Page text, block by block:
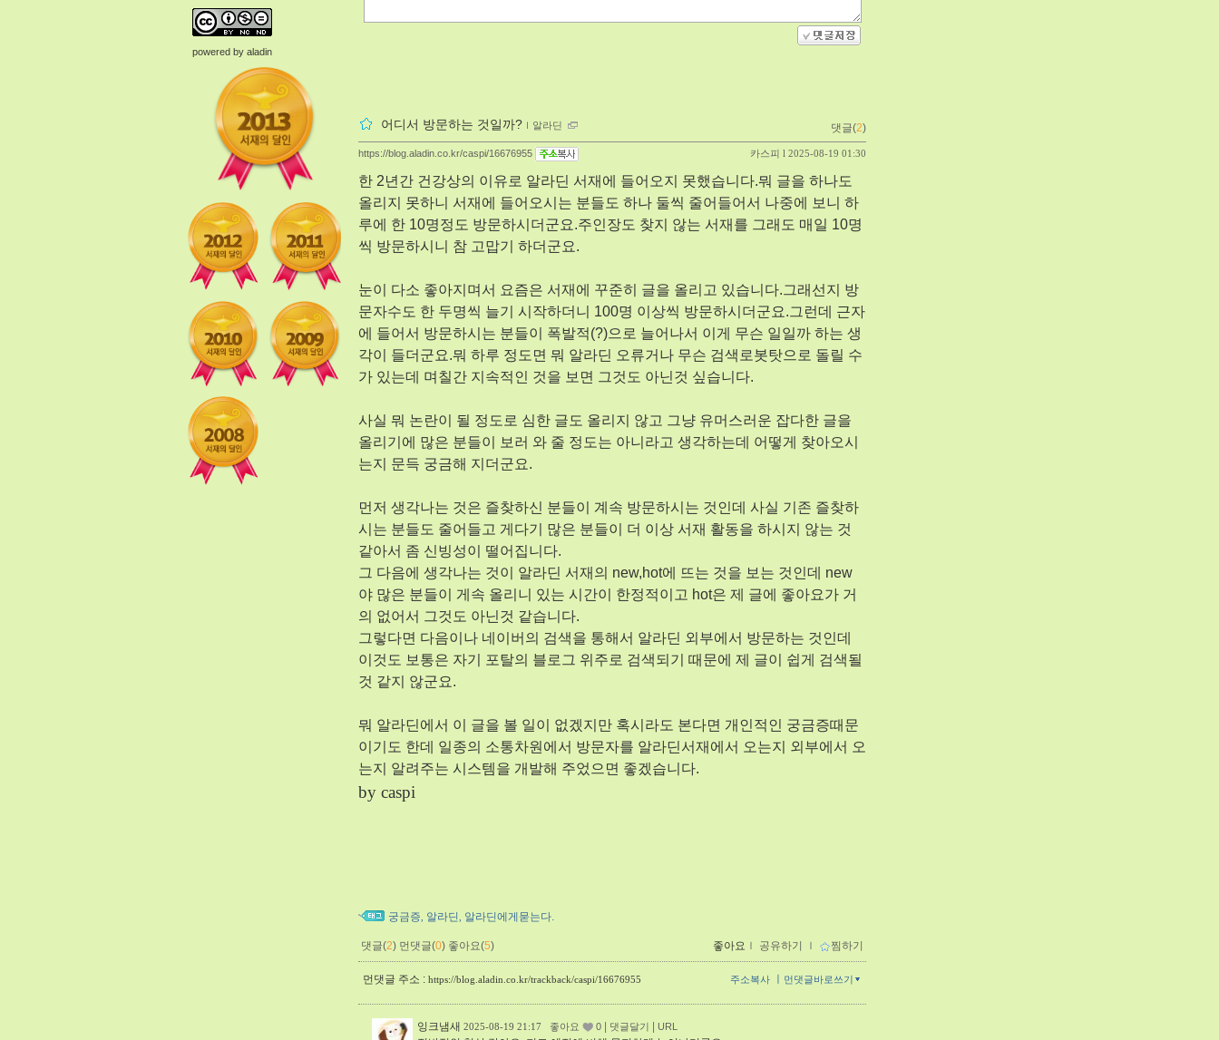
powered by aladin
어디서 방문하는 것일까? ｌ 알라딘 댓글(2)
카스피 l 2025-08-19 01:30
https://blog.aladin.co.kr/caspi/16676955
한 2년간 건강상의 이유로 알라딘 서재에 들어오지 못했습니다.뭐 글을 하나도
올리지 못하니 서재에 들어오시는 분들도 하나 둘씩 줄어들어서 나중에 보니 하
루에 한 10명정도 방문하시더군요.주인장도 찾지 않는 서재를 그래도 매일 10명
씩 방문하시니 참 고맙기 하더군요.
눈이 다소 좋아지며서 요즘은 서재에 꾸준히 글을 올리고 있습니다.그래선지 방
문자수도 한 두명씩 늘기 시작하더니 100명 이상씩 방문하시더군요.그런데 근자
에 들어서 방문하시는 분들이 폭발적(?)으로 늘어나서 이게 무슨 일일까 하는 생
각이 들더군요.뭐 하루 정도면 뭐 알라딘 오류거나 무슨 검색로봇탓으로 돌릴 수
가 있는데 며칠간 지속적인 것을 보면 그것도 아닌것 싶습니다.
사실 뭐 논란이 될 정도로 심한 글도 올리지 않고 그냥 유머스러운 잡다한 글을
올리기에 많은 분들이 보러 와 줄 정도는 아니라고 생각하는데 어떻게 찾아오시
는지 문득 궁금해 지더군요.
먼저 생각나는 것은 즐찾하신 분들이 계속 방문하시는 것인데 사실 기존 즐찾하
시는 분들도 줄어들고 게다기 많은 분들이 더 이상 서재 활동을 하시지 않는 것
같아서 좀 신빙성이 떨어집니다.
그 다음에 생각나는 것이 알라딘 서재의 new,hot에 뜨는 것을 보는 것인데 new
야 많은 분들이 게속 올리니 있는 시간이 한정적이고 hot은 제 글에 좋아요가 거
의 없어서 그것도 아닌것 같습니다.
그렇다면 다음이나 네이버의 검색을 통해서 알라딘 외부에서 방문하는 것인데
이것도 보통은 자기 포탈의 블로그 위주로 검색되기 때문에 제 글이 쉽게 검색될
것 같지 않군요.
뭐 알라딘에서 이 글을 볼 일이 없겠지만 혹시라도 본다면 개인적인 궁금증때문
이기도 한데 일종의 소통차원에서 방문자를 알라딘서재에서 오는지 외부에서 오
는지 알려주는 시스템을 개발해 주었으면 좋겠습니다.
by caspi
궁금증 알라딘 알라딘에게묻는다.
댓글(2) 먼댓글(0) 좋아요(5) 좋아요 ｌ 공유하기 ｌ 찜하기
먼댓글 주소 : https://blog.aladin.co.kr/trackback/caspi/16676955 먼댓글바로쓰기
주소복사
잉크냄새 2025-08-19 21:17 좋아요 0 댓글달기 URL